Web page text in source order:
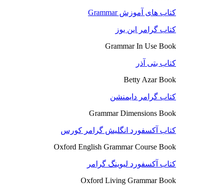
کتاب های آموزش Grammar
کتاب گرامر این یوز
Grammar In Use Book
کتاب بتی آذر
Betty Azar Book
کتاب گرامر دایمنشن
Grammar Dimensions Book
کتاب آکسفورد انگلیش گرامر کورس
Oxford English Grammar Course Book
کتاب آکسفورد لیوینگ گرامر
Oxford Living Grammar Book